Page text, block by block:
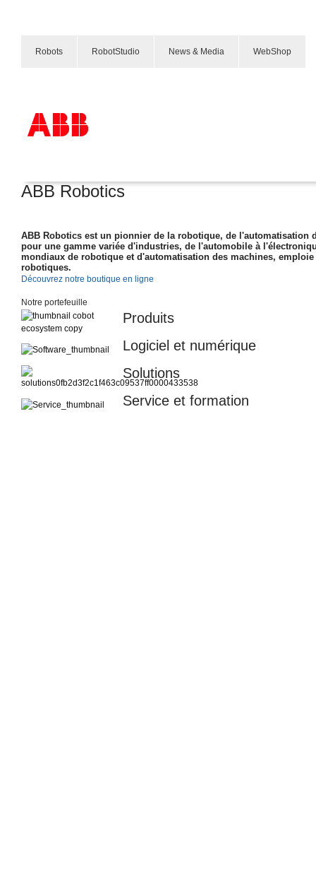
Robots RobotStudio News & Media WebShop
Industries
Où acheter
Contactez-nous
Carrières
« les yeux, les mains, le cerveau et la mobilité »
ABB Robotics
ABB Robotics est un pionnier de la robotique, de
pour une gamme variée d'industries, de l'automobile à
mondiaux de robotique et d'automatisation des machines,
robotiques.
Découvrez notre boutique en ligne
Notre portefeuille
Produits
Logiciel et numérique
Solutions
Service et formation